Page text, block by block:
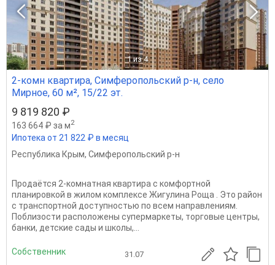
1 из 4
2-комн квартира, Симферопольский р-н, село
Мирное, 60 м², 15/22 эт.
9 819 820 ₽
163 664 ₽ за м2
Ипотека от 21 822 ₽ в месяц
Республика Крым, Симферопольский р-н
Продаётся 2-комнатная квартира с комфортной
планировкой в жилом комплексе Жигулина Роща . Это район
с транспортной доступностью по всем направлениям.
Поблизости расположены супермаркеты, торговые центры,
банки, детские сады и школы,...
Собственник 31.07